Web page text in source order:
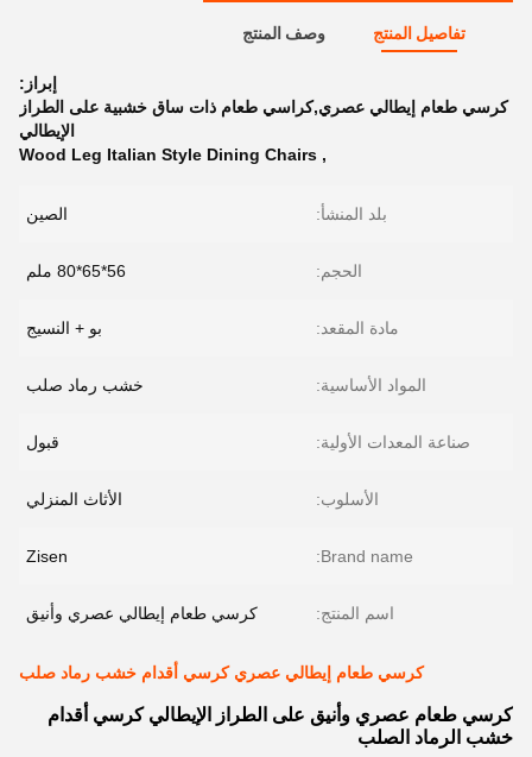
تفاصيل المنتج وصف المنتج
إبراز:
كرسي طعام إيطالي عصري,كراسي طعام ذات ساق خشبية على الطراز
الإيطالي
,
Wood Leg Italian Style Dining Chairs
بلد المنشأ: الصين
الحجم: 56*65*80 ملم
مادة المقعد: بو + النسيج
المواد الأساسية: خشب رماد صلب
صناعة المعدات الأولية: قبول
الأسلوب: الأثاث المنزلي
Brand name:
Zisen
اسم المنتج: كرسي طعام إيطالي عصري وأنيق
كرسي طعام إيطالي عصري كرسي أقدام خشب رماد صلب
كرسي طعام عصري وأنيق على الطراز الإيطالي كرسي أقدام
خشب الرماد الصلب